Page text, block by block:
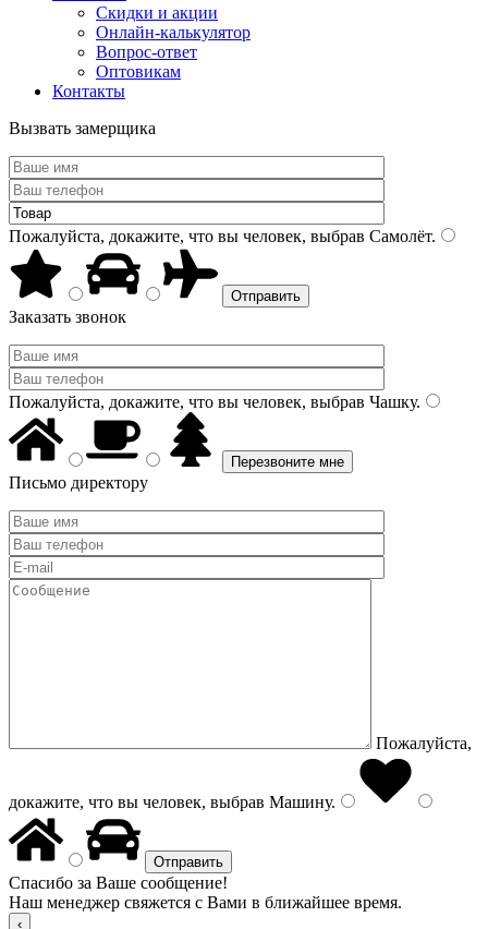
Скидки и акции
Онлайн-калькулятор
Вопрос-ответ
Оптовикам
Контакты
Вызвать замерщика
Пожалуйста, докажите, что вы человек, выбрав Самолёт.
Заказать звонок
Пожалуйста, докажите, что вы человек, выбрав Чашку.
Письмо директору
Пожалуйста,
докажите, что вы человек, выбрав Машину.
Спасибо за Ваше сообщение!
Наш менеджер свяжется с Вами в ближайшее время.